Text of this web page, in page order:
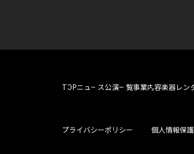
TOPニュース公演一覧事業内容楽器レン
プライバシーポリシー 個人情報保